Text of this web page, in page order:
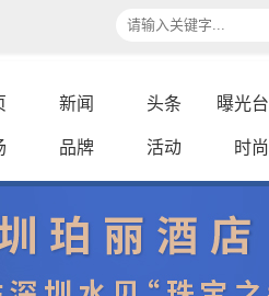
新闻 头条 曝光台
品牌 活动 时尚